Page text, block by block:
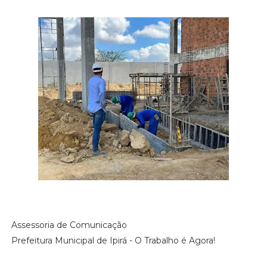
Assessoria de Comunicação
Prefeitura Municipal de Ipirá - O Trabalho é Agora!